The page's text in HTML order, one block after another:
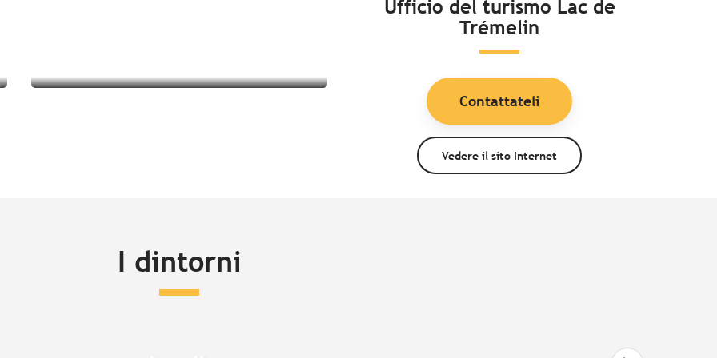
Ufficio del turismo Lac de
Trémelin
Contattateli
Vedere il sito Internet
I dintorni